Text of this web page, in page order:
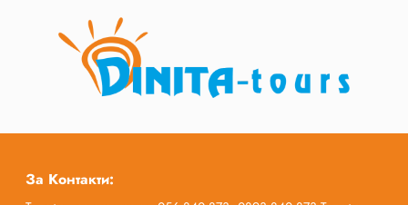
За Контакти: